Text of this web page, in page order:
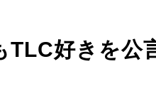
TLC好きを公